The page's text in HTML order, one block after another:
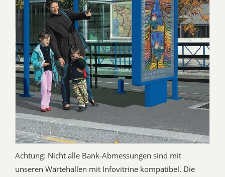
Achtung: Nicht alle Bank-Abmessungen sind mit
unseren Wartehallen mit Infovitrine kompatibel. Die